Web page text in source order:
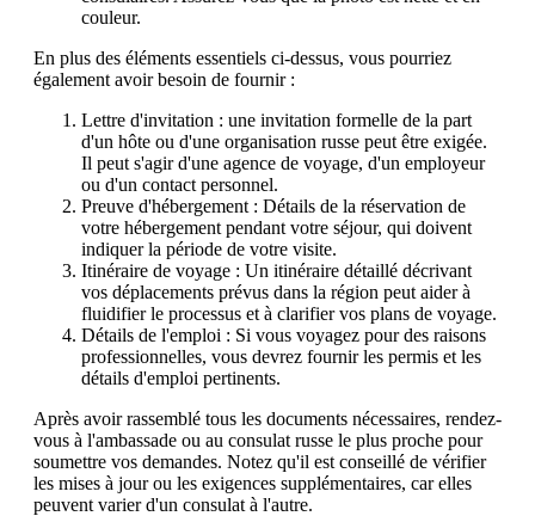
couleur.
En plus des éléments essentiels ci-dessus, vous pourriez
également avoir besoin de fournir :
Lettre d'invitation : une invitation formelle de la part
d'un hôte ou d'une organisation russe peut être exigée.
Il peut s'agir d'une agence de voyage, d'un employeur
ou d'un contact personnel.
Preuve d'hébergement : Détails de la réservation de
votre hébergement pendant votre séjour, qui doivent
indiquer la période de votre visite.
Itinéraire de voyage : Un itinéraire détaillé décrivant
vos déplacements prévus dans la région peut aider à
fluidifier le processus et à clarifier vos plans de voyage.
Détails de l'emploi : Si vous voyagez pour des raisons
professionnelles, vous devrez fournir les permis et les
détails d'emploi pertinents.
Après avoir rassemblé tous les documents nécessaires, rendez-
vous à l'ambassade ou au consulat russe le plus proche pour
soumettre vos demandes. Notez qu'il est conseillé de vérifier
les mises à jour ou les exigences supplémentaires, car elles
peuvent varier d'un consulat à l'autre.